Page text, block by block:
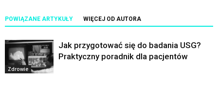
POWIĄZANE ARTYKUŁY WIĘCEJ OD AUTORA
Zdrowie
Jak przygotować się do badania USG?
Praktyczny poradnik dla pacjentów